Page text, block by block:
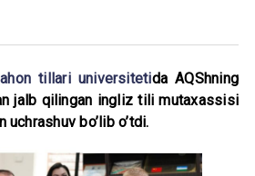
tillari universitetida AQShning
jalb qilingan ingliz tili mutaxassisi
bo’lib o’tdi.